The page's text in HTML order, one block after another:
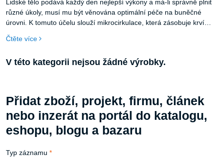
Lidské tělo podává každý den nejlepší výkony a má-li správně plnit
různé úkoly, musí mu být věnována optimální péče na buněčné
úrovni. K tomuto účelu slouží mikrocirkulace, která zásobuje krví
místech se projevují účinky BEMER. Lichtenštejnská společnost
Díky nové produktové řadě BEMER Evo lze patentovaný signál
Čtěte více
Přidat zboží, projekt, firmu, článek
nebo inzerát na portál do katalogu,
eshopu, blogu a bazaru
Typ záznamu *